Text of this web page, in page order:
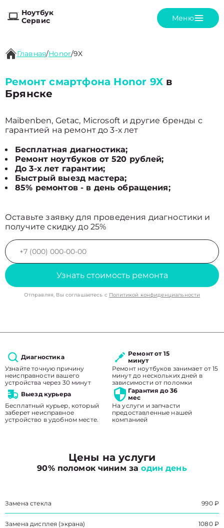
Ноутбук
Сервис
Меню
Главная/Honor/9X
Ремонт смартфона Honor 9X в
Брянске
Maibenben, Getac, Microsoft и другие бренды с
гарантией на ремонт до 3-х лет
Бесплатная диагностика;
Ремонт ноутбуков от 520 рублей;
До 3-х лет гарантии;
Быстрый выезд мастера;
85% ремонтов - в день обращения;
Оставьте заявку для проведения диагностики и
получите скидку до 25%
Узнать стоимость ремонта
Отправляя, Вы соглашаетесь с Политикой конфиденциальности
Диагностика
Узнайте точную причину
неисправности вашего
устройства через 30 минут
Ремонт от 15
минут
Ремонт ноутбуков занимает от 15
минут до нескольких дней в
зависимости от поломки
Выезд курьера
Бесплатный курьер, который
заберет неисправное
устройство в удобном месте.
Гарантия до 36
мес
На услуги и запчасти
предоставленные нашей
компанией
Цены на услуги
90% поломок чиним заодин день
Замена стекла 990 ₽
Замена дисплея (экрана) 1080 ₽